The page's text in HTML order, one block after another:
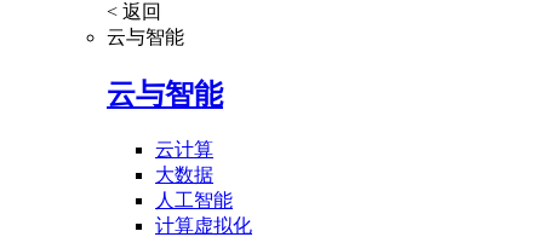
< 返回
云与智能
云与智能
云计算
大数据
人工智能
计算虚拟化